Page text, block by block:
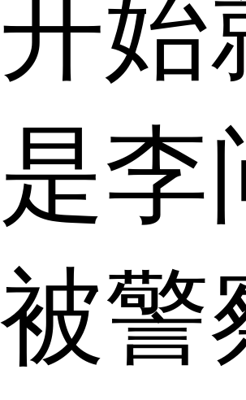
开始
是李
被警